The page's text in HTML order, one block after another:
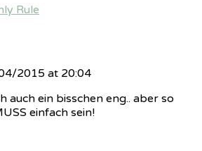
Rule
2015 at 20:04
auch ein bisschen eng.. aber so
einfach sein!